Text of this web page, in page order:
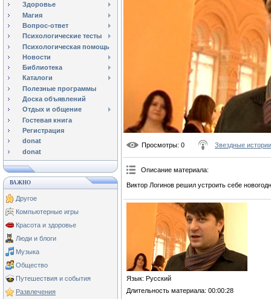
Здоровье
Магия
Вопрос-ответ
Психологические тесты
Психологическая помощь
Новости
Библиотека
Каталоги
Полезные программы
Доска объявлений
Отдых и общение
Гостевая книга
Регистрация
donat
donat
ВАЖНО
Другое
Компьютерные игры
Красота и здоровье
Люди и блоги
Музыка
Общество
Путешествия и события
Развлечения
Просмотры: 0 Звездные истории
Описание материала:
Виктор Логинов решил устроить себе
Язык: Русский
Длительность материала: 00:00:28